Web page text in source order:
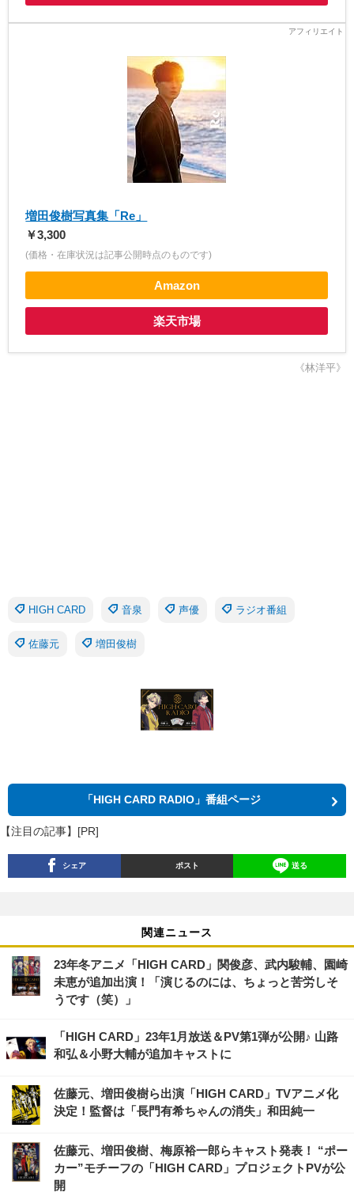
増田俊樹写真集「Re」
￥3,300
(価格・在庫状況は記事公開時点のものです)
Amazon
楽天市場
《林洋平》
HIGH CARD 音泉 声優 ラジオ番組
佐藤元 増田俊樹
「HIGH CARD RADIO」番組ページ
【注目の記事】[PR]
シェア ポスト 送る
関連ニュース
23年冬アニメ「HIGH CARD」関俊彦、武内駿輔、園崎
未恵が追加出演！「演じるのには、ちょっと苦労しそ
うです（笑）」
「HIGH CARD」23年1月放送＆PV第1弾が公開♪ 山路
和弘＆小野大輔が追加キャストに
佐藤元、増田俊樹ら出演「HIGH CARD」TVアニメ化
決定！監督は「長門有希ちゃんの消失」和田純一
佐藤元、増田俊樹、梅原裕一郎らキャスト発表！ “ポー
カー”モチーフの「HIGH CARD」プロジェクトPVが公
開